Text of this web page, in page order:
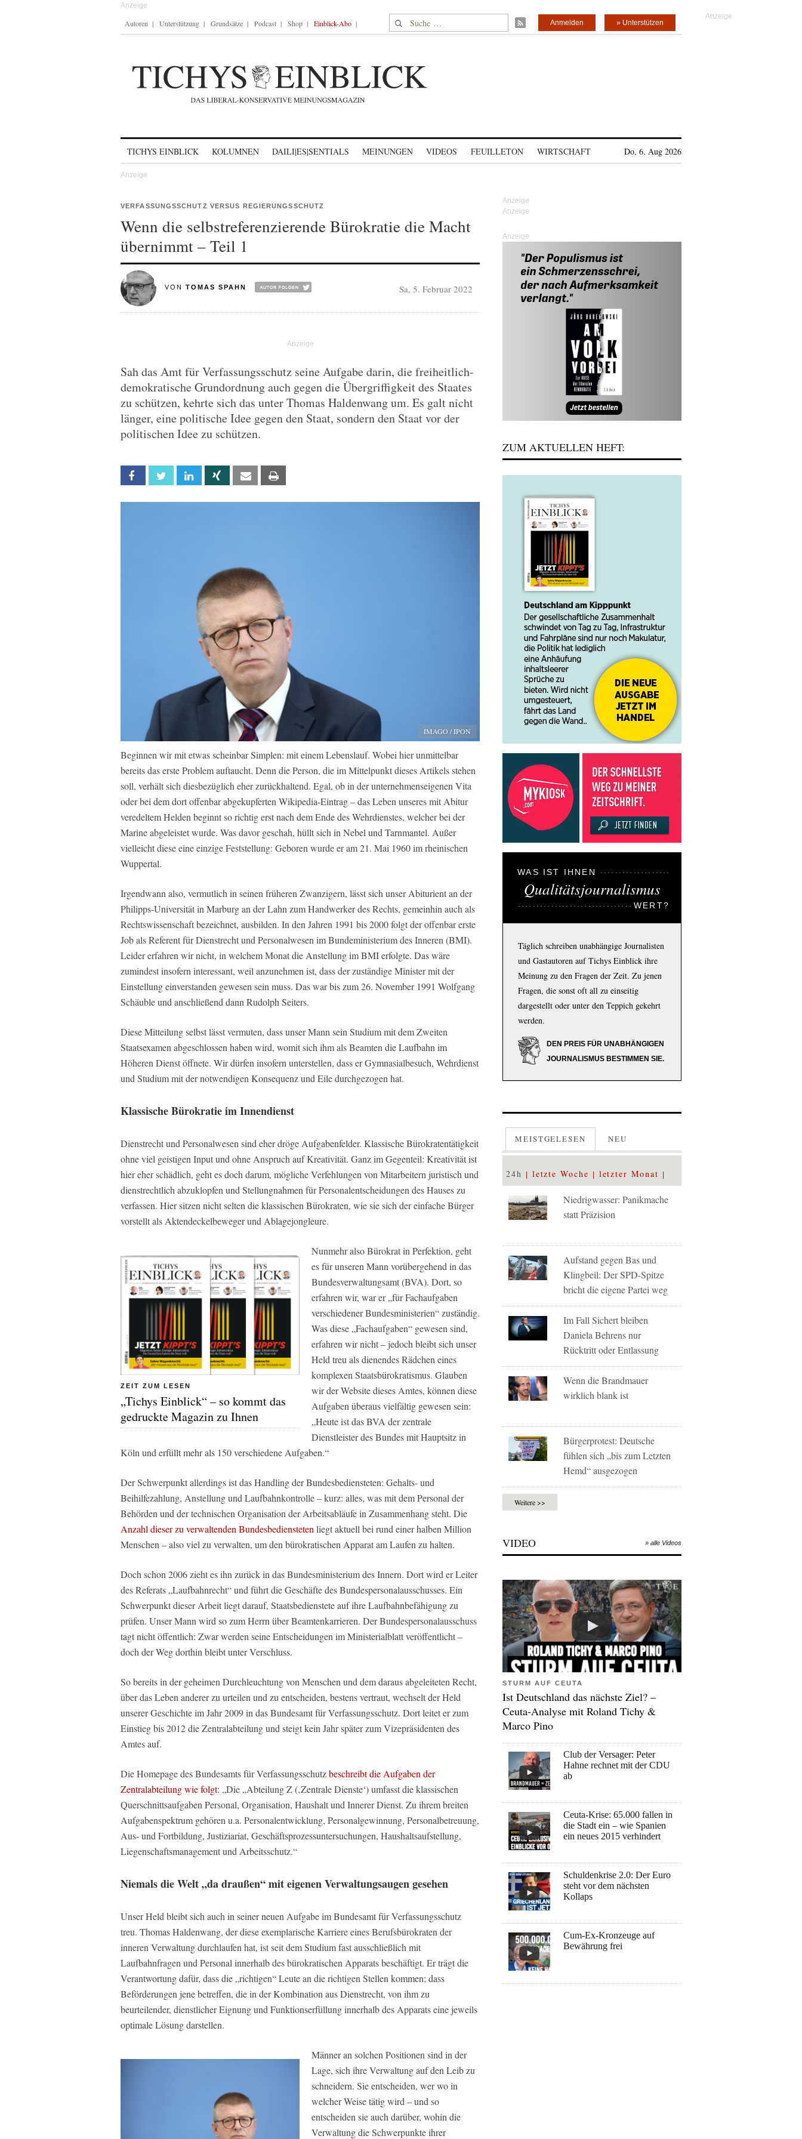
Autoren Unterstützung Grundsätze Podcast Shop Einblick-Abo Suche nach: » Unterstützen
Anmelden
TICHYS EINBLICK KOLUMNEN DAILI|ES|SENTIALS MEINUNGEN VIDEOS FEUILLETON WIRTSCHAFT Do, 6. Aug 2026
VERFASSUNGSSCHUTZ VERSUS REGIERUNGSSCHUTZ
Wenn die selbstreferenzierende Bürokratie die Macht
übernimmt – Teil 1
VON TOMAS SPAHN Sa, 5. Februar 2022
Sah das Amt für Verfassungsschutz seine Aufgabe darin, die freiheitlich-
demokratische Grundordnung auch gegen die Übergriffigkeit des Staates
zu schützen, kehrte sich das unter Thomas Haldenwang um. Es galt nicht
länger, eine politische Idee gegen den Staat, sondern den Staat vor der
politischen Idee zu schützen.
Facebook Twitter Linkedin Xing Email
IMAGO / IPON
Beginnen wir mit etwas scheinbar Simplen: mit einem Lebenslauf. Wobei hier unmittelbar
bereits das erste Problem auftaucht. Denn die Person, die im Mittelpunkt dieses Artikels stehen
soll, verhält sich diesbezüglich eher zurückhaltend. Egal, ob in der unternehmenseigenen Vita
oder bei dem dort offenbar abgekupferten Wikipedia-Eintrag – das Leben unseres mit Abitur
veredeltem Helden beginnt so richtig erst nach dem Ende des Wehrdienstes, welcher bei der
Marine abgeleistet wurde. Was davor geschah, hüllt sich in Nebel und Tarnmantel. Außer
vielleicht diese eine einzige Feststellung: Geboren wurde er am 21. Mai 1960 im rheinischen
Wuppertal.
Irgendwann also, vermutlich in seinen früheren Zwanzigern, lässt sich unser Abiturient an der
Philipps-Universität in Marburg an der Lahn zum Handwerker des Rechts, gemeinhin auch als
Rechtswissenschaft bezeichnet, ausbilden. In den Jahren 1991 bis 2000 folgt der offenbar erste
Job als Referent für Dienstrecht und Personalwesen im Bundeministerium des Inneren (BMI).
Leider erfahren wir nicht, in welchem Monat die Anstellung im BMI erfolgte. Das wäre
zumindest insofern interessant, weil anzunehmen ist, dass der zuständige Minister mit der
Einstellung einverstanden gewesen sein muss. Das war bis zum 26. November 1991 Wolfgang
Schäuble und anschließend dann Rudolph Seiters.
Diese Mitteilung selbst lässt vermuten, dass unser Mann sein Studium mit dem Zweiten
Staatsexamen abgeschlossen haben wird, womit sich ihm als Beamten die Laufbahn im
Höheren Dienst öffnete. Wir dürfen insofern unterstellen, dass er Gymnasialbesuch, Wehrdienst
und Studium mit der notwendigen Konsequenz und Eile durchgezogen hat.
Klassische Bürokratie im Innendienst
Dienstrecht und Personalwesen sind eher dröge Aufgabenfelder. Klassische Bürokratentätigkeit
ohne viel geistigen Input und ohne Anspruch auf Kreativität. Ganz im Gegenteil: Kreativität ist
hier eher schädlich, geht es doch darum, mögliche Verfehlungen von Mitarbeitern juristisch und
dienstrechtlich abzuklopfen und Stellungnahmen für Personalentscheidungen des Hauses zu
verfassen. Hier sitzen nicht selten die klassischen Bürokraten, wie sie sich der einfache Bürger
vorstellt als Aktendeckelbeweger und Ablagejongleure.
ZEIT ZUM LESEN
„Tichys Einblick“ – so kommt das
gedruckte Magazin zu Ihnen
Nunmehr also Bürokrat in Perfektion, geht
es für unseren Mann vorübergehend in das
Bundesverwaltungsamt (BVA). Dort, so
erfahren wir, war er „für Fachaufgaben
verschiedener Bundesministerien“ zuständig.
Was diese „Fachaufgaben“ gewesen sind,
erfahren wir nicht – jedoch bleibt sich unser
Held treu als dienendes Rädchen eines
komplexen Staatsbürokratismus. Glauben
wir der Website dieses Amtes, können diese
Aufgaben überaus vielfältig gewesen sein:
„Heute ist das BVA der zentrale
Dienstleister des Bundes mit Hauptsitz in
Köln und erfüllt mehr als 150 verschiedene Aufgaben.“
Der Schwerpunkt allerdings ist das Handling der Bundesbediensteten: Gehalts- und
Beihilfezahlung, Anstellung und Laufbahnkontrolle – kurz: alles, was mit dem Personal der
Behörden und der technischen Organisation der Arbeitsabläufe in Zusammenhang steht. Die
Anzahl dieser zu verwaltenden Bundesbediensteten liegt aktuell bei rund einer halben Million
Menschen – also viel zu verwalten, um den bürokratischen Apparat am Laufen zu halten.
Doch schon 2006 zieht es ihn zurück in das Bundesministerium des Innern. Dort wird er Leiter
des Referats „Laufbahnrecht“ und führt die Geschäfte des Bundespersonalausschusses. Ein
Schwerpunkt dieser Arbeit liegt darauf, Staatsbedienstete auf ihre Laufbahnbefähigung zu
prüfen. Unser Mann wird so zum Herrn über Beamtenkarrieren. Der Bundespersonalausschuss
tagt nicht öffentlich: Zwar werden seine Entscheidungen im Ministerialblatt veröffentlicht –
doch der Weg dorthin bleibt unter Verschluss.
So bereits in der geheimen Durchleuchtung von Menschen und dem daraus abgeleiteten Recht,
über das Leben anderer zu urteilen und zu entscheiden, bestens vertraut, wechselt der Held
unserer Geschichte im Jahr 2009 in das Bundesamt für Verfassungsschutz. Dort leitet er zum
Einstieg bis 2012 die Zentralabteilung und steigt kein Jahr später zum Vizepräsidenten des
Amtes auf.
Die Homepage des Bundesamts für Verfassungsschutzbeschreibt die Aufgaben der
Zentralabteilung wie folgt: „Die „Abteilung Z (‚Zentrale Dienste‘) umfasst die klassischen
Querschnittsaufgaben Personal, Organisation, Haushalt und Innerer Dienst. Zu ihrem breiten
Aufgabenspektrum gehören u.a. Personalentwicklung, Personalgewinnung, Personalbetreuung,
Aus- und Fortbildung, Justiziariat, Geschäftsprozessuntersuchungen, Haushaltsaufstellung,
Liegenschaftsmanagement und Arbeitsschutz.“
Niemals die Welt „da draußen“ mit eigenen Verwaltungsaugen gesehen
Unser Held bleibt sich auch in seiner neuen Aufgabe im Bundesamt für Verfassungsschutz
treu. Thomas Haldenwang, der diese exemplarische Karriere eines Berufsbürokraten der
inneren Verwaltung durchlaufen hat, ist seit dem Studium fast ausschließlich mit
Laufbahnfragen und Personal innerhalb des bürokratischen Apparats beschäftigt. Er trägt die
Verantwortung dafür, dass die „richtigen“ Leute an die richtigen Stellen kommen; dass
Beförderungen jene betreffen, die in der Kombination aus Dienstrecht, von ihm zu
beurteilender, dienstlicher Eignung und Funktionserfüllung innerhalb des Apparats eine jeweils
optimale Lösung darstellen.
Männer an solchen Positionen sind in der
Lage, sich ihre Verwaltung auf den Leib zu
schneidern. Sie entscheiden, wer wo in
welcher Weise tätig wird – und so
entscheiden sie auch darüber, wohin die
Verwaltung die Schwerpunkte ihrer
Anzeige
ZUM AKTUELLEN HEFT:
WAS IST IHNEN
Qualitätsjournalismus
WERT?
Täglich schreiben unabhängige Journalisten
und Gastautoren auf Tichys Einblick ihre
Meinung zu den Fragen der Zeit. Zu jenen
Fragen, die sonst oft all zu einseitig
dargestellt oder unter den Teppich gekehrt
werden.
DEN PREIS FÜR UNABHÄNGIGEN
JOURNALISMUS BESTIMMEN SIE.
MEISTGELESEN NEU
24h letzte Woche letzter Monat
Niedrigwasser: Panikmache
statt Präzision
Aufstand gegen Bas und
Klingbeil: Der SPD-Spitze
bricht die eigene Partei weg
Im Fall Sichert bleiben
Daniela Behrens nur
Rücktritt oder Entlassung
Wenn die Brandmauer
wirklich blank ist
Bürgerprotest: Deutsche
fühlen sich „bis zum Letzten
Hemd“ ausgezogen
Weitere >>
VIDEO » alle Videos
STURM AUF CEUTA
Ist Deutschland das nächste Ziel? –
Ceuta-Analyse mit Roland Tichy &
Marco Pino
Club der Versager: Peter
Hahne rechnet mit der CDU
ab
Ceuta-Krise: 65.000 fallen in
die Stadt ein – wie Spanien
ein neues 2015 verhindert
Schuldenkrise 2.0: Der Euro
steht vor dem nächsten
Kollaps
Cum-Ex-Kronzeuge auf
Bewährung frei